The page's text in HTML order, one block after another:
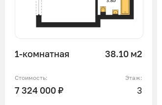
1-комнатная 38.10 м2
Стоимость:
7 324 000 ₽
Этаж:
3